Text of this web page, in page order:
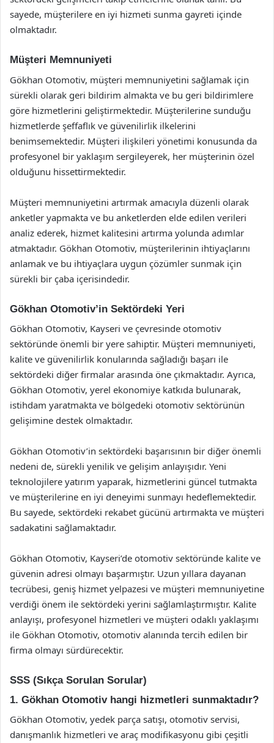
sayede, müşterilere en iyi hizmeti sunma gayreti içinde
olmaktadır.
Müşteri Memnuniyeti
Gökhan Otomotiv, müşteri memnuniyetini sağlamak için
sürekli olarak geri bildirim almakta ve bu geri bildirimlere
göre hizmetlerini geliştirmektedir. Müşterilerine sunduğu
hizmetlerde şeffaflık ve güvenilirlik ilkelerini
benimsemektedir. Müşteri ilişkileri yönetimi konusunda da
profesyonel bir yaklaşım sergileyerek, her müşterinin özel
olduğunu hissettirmektedir.
Müşteri memnuniyetini artırmak amacıyla düzenli olarak
anketler yapmakta ve bu anketlerden elde edilen verileri
analiz ederek, hizmet kalitesini artırma yolunda adımlar
atmaktadır. Gökhan Otomotiv, müşterilerinin ihtiyaçlarını
anlamak ve bu ihtiyaçlara uygun çözümler sunmak için
sürekli bir çaba içerisindedir.
Gökhan Otomotiv’in Sektördeki Yeri
Gökhan Otomotiv, Kayseri ve çevresinde otomotiv
sektöründe önemli bir yere sahiptir. Müşteri memnuniyeti,
kalite ve güvenilirlik konularında sağladığı başarı ile
sektördeki diğer firmalar arasında öne çıkmaktadır. Ayrıca,
Gökhan Otomotiv, yerel ekonomiye katkıda bulunarak,
istihdam yaratmakta ve bölgedeki otomotiv sektörünün
gelişimine destek olmaktadır.
Gökhan Otomotiv’in sektördeki başarısının bir diğer önemli
nedeni de, sürekli yenilik ve gelişim anlayışıdır. Yeni
teknolojilere yatırım yaparak, hizmetlerini güncel tutmakta
ve müşterilerine en iyi deneyimi sunmayı hedeflemektedir.
Bu sayede, sektördeki rekabet gücünü artırmakta ve müşteri
sadakatini sağlamaktadır.
Gökhan Otomotiv, Kayseri’de otomotiv sektöründe kalite ve
güvenin adresi olmayı başarmıştır. Uzun yıllara dayanan
tecrübesi, geniş hizmet yelpazesi ve müşteri memnuniyetine
verdiği önem ile sektördeki yerini sağlamlaştırmıştır. Kalite
anlayışı, profesyonel hizmetleri ve müşteri odaklı yaklaşımı
ile Gökhan Otomotiv, otomotiv alanında tercih edilen bir
firma olmayı sürdürecektir.
SSS (Sıkça Sorulan Sorular)
1. Gökhan Otomotiv hangi hizmetleri sunmaktadır?
Gökhan Otomotiv, yedek parça satışı, otomotiv servisi,
danışmanlık hizmetleri ve araç modifikasyonu gibi çeşitli